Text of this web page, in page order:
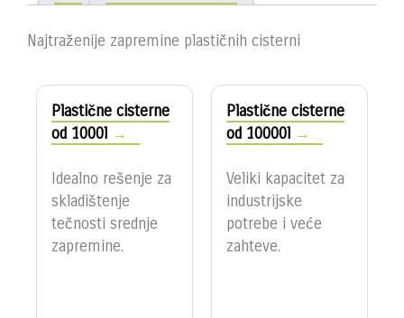
Najtraženije zapremine plastičnih cisterni
Plastične cisterne
od 1000l
Idealno rešenje za
skladištenje
tečnosti srednje
zapremine.
Plastične cisterne
od 10000l
Veliki kapacitet za
industrijske
potrebe i veće
zahteve.